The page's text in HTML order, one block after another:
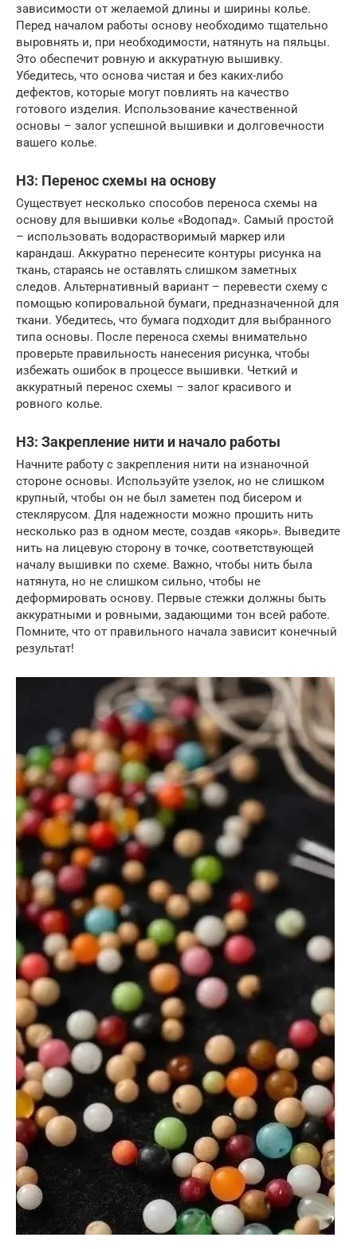
зависимости от желаемой длины и ширины колье.
Перед началом работы основу необходимо тщательно
выровнять и, при необходимости, натянуть на пяльцы.
Это обеспечит ровную и аккуратную вышивку.
Убедитесь, что основа чистая и без каких-либо
дефектов, которые могут повлиять на качество
готового изделия. Использование качественной
основы – залог успешной вышивки и долговечности
вашего колье.
H3: Перенос схемы на основу
Существует несколько способов переноса схемы на
основу для вышивки колье «Водопад». Самый простой
– использовать водорастворимый маркер или
карандаш. Аккуратно перенесите контуры рисунка на
ткань, стараясь не оставлять слишком заметных
следов. Альтернативный вариант – перевести схему с
помощью копировальной бумаги, предназначенной для
ткани. Убедитесь, что бумага подходит для выбранного
типа основы. После переноса схемы внимательно
проверьте правильность нанесения рисунка, чтобы
избежать ошибок в процессе вышивки. Четкий и
аккуратный перенос схемы – залог красивого и
ровного колье.
H3: Закрепление нити и начало работы
Начните работу с закрепления нити на изнаночной
стороне основы. Используйте узелок, но не слишком
крупный, чтобы он не был заметен под бисером и
стеклярусом. Для надежности можно прошить нить
несколько раз в одном месте, создав «якорь». Выведите
нить на лицевую сторону в точке, соответствующей
началу вышивки по схеме. Важно, чтобы нить была
натянута, но не слишком сильно, чтобы не
деформировать основу. Первые стежки должны быть
аккуратными и ровными, задающими тон всей работе.
Помните, что от правильного начала зависит конечный
результат!